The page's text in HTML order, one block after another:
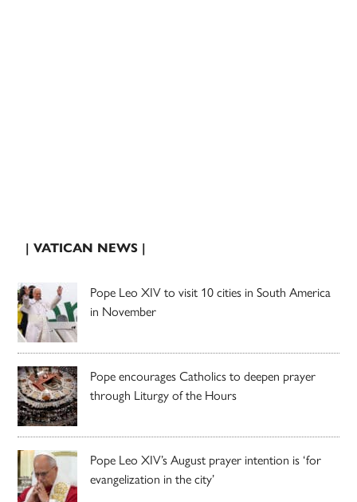
| VATICAN NEWS |
Pope Leo XIV to visit 10 cities in South America
in November
Pope encourages Catholics to deepen prayer
through Liturgy of the Hours
Pope Leo XIV’s August prayer intention is ‘for
evangelization in the city’